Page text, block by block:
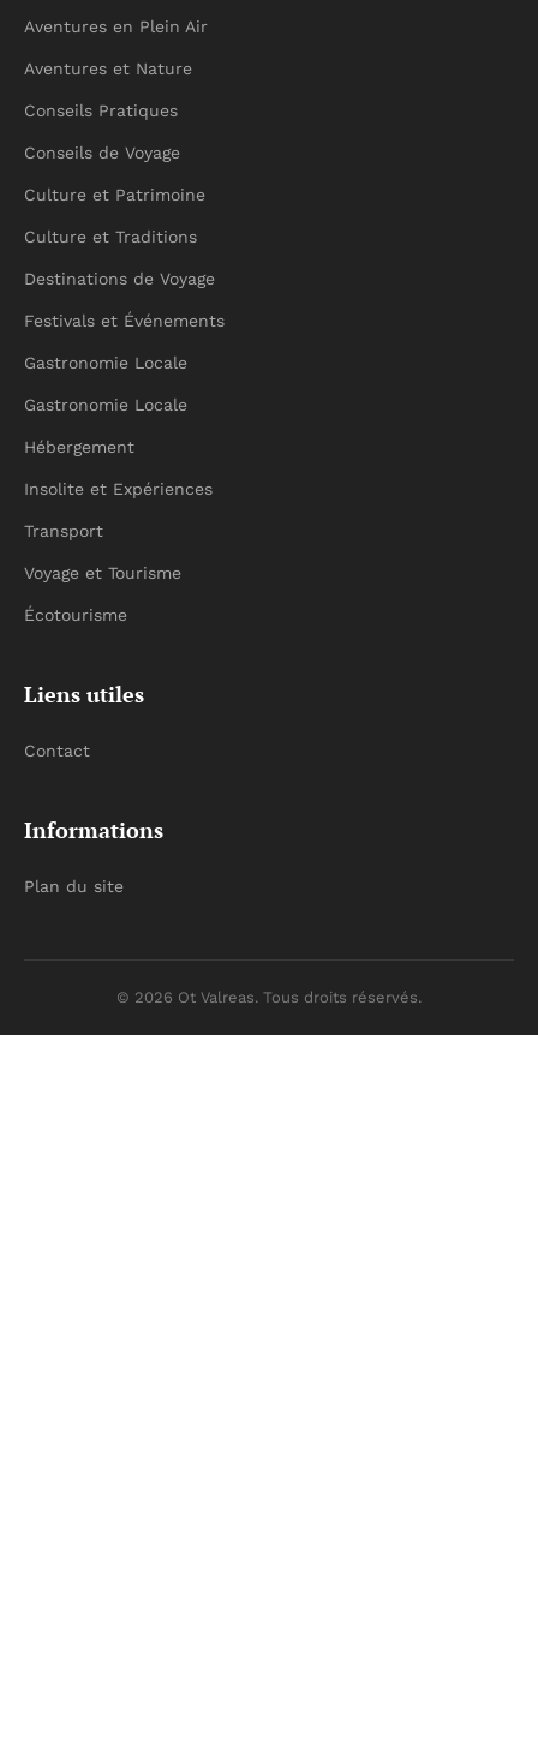
Aventures en Plein Air
Aventures et Nature
Conseils Pratiques
Conseils de Voyage
Culture et Patrimoine
Culture et Traditions
Destinations de Voyage
Festivals et Événements
Gastronomie Locale
Gastronomie Locale
Hébergement
Insolite et Expériences
Transport
Voyage et Tourisme
Écotourisme
Liens utiles
Contact
Informations
Plan du site
© 2026 Ot Valreas. Tous droits réservés.